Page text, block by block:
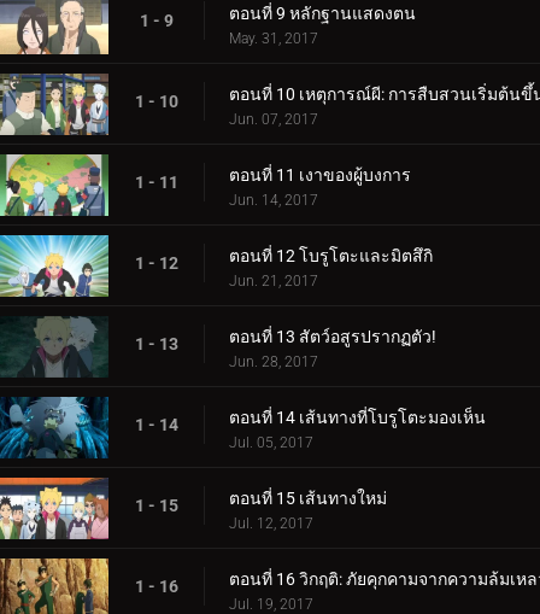
1 - 9 ตอนที่ 9 หลักฐานแสดงตน
May. 31, 2017
1 - 10 ตอนที่ 10 เหตุการณ์ผี: การสืบสวนเริ่มต้นขึ้
Jun. 07, 2017
1 - 11 ตอนที่ 11 เงาของผู้บงการ
Jun. 14, 2017
1 - 12 ตอนที่ 12 โบรูโตะและมิตสึกิ
Jun. 21, 2017
1 - 13 ตอนที่ 13 สัตว์อสูรปรากฏตัว!
Jun. 28, 2017
1 - 14 ตอนที่ 14 เส้นทางที่โบรูโตะมองเห็น
Jul. 05, 2017
1 - 15 ตอนที่ 15 เส้นทางใหม่
Jul. 12, 2017
1 - 16 ตอนที่ 16 วิกฤติ: ภัยคุกคามจากความล้มเห
Jul. 19, 2017